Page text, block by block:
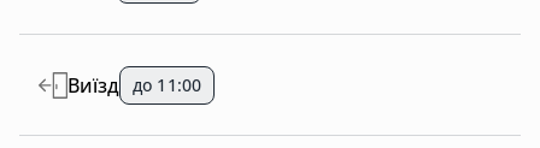
Виїзд до 11:00